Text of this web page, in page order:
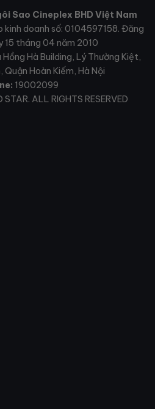
Sao Cineplex BHD Việt Nam
kinh doanh số: 0104597158. Đăng
15 tháng 04 năm 2010
Hồng Hà Building, Lý Thường Kiệt,
Quận Hoàn Kiếm, Hà Nội
19002099
ALL RIGHTS RESERVED